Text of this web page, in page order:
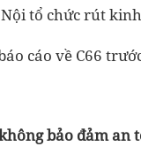
Nội tổ chức rút
cáo về C66
bảo đảm an